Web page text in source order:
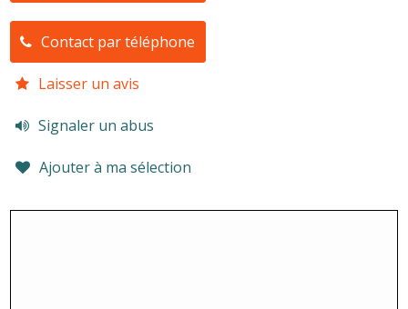
Contact par téléphone
Laisser un avis
Signaler un abus
Ajouter à ma sélection